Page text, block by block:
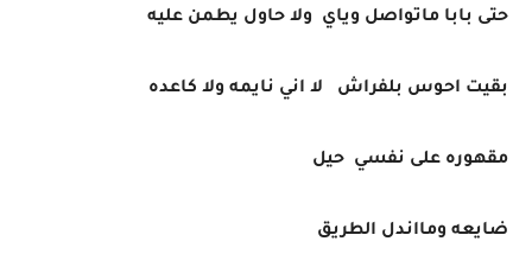
حتى بابا ماتواصل وياي ولا حاول يطمن عليه
بقيت احوس بلفراش لا اني نايمه ولا كاعده
مقهوره على نفسي حيل
ضايعه ومااندل الطريق